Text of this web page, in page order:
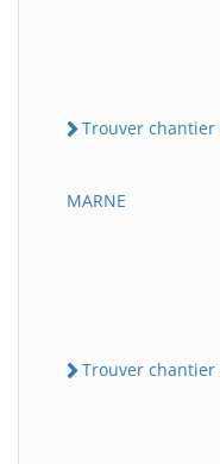
Trouver chantier
MARNE
Trouver chantier